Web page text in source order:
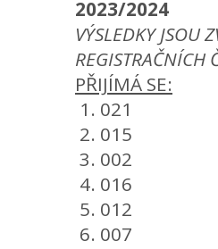
2023/2024
VÝSLEDKY JSOU
REGISTRAČNÍCH
PŘIJÍMÁ SE:
1. 021
2. 015
3. 002
4. 016
5. 012
6. 007